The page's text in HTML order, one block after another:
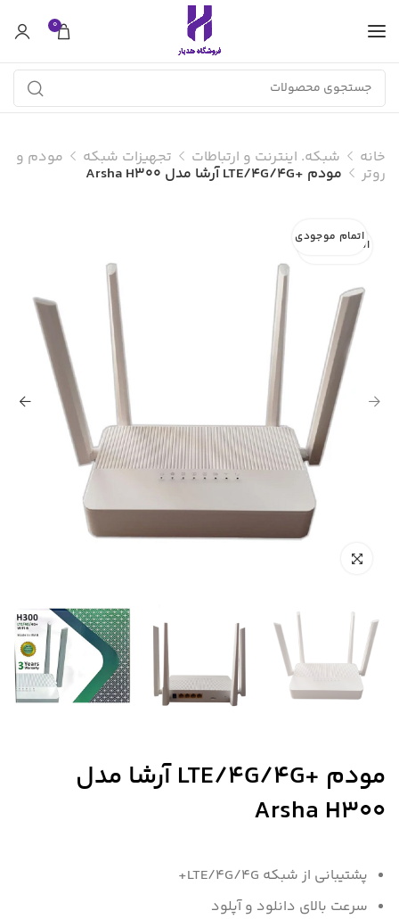
0
خانه شبکه. اینترنت و ارتباطات تجهیزات شبکه مودم و
روتر مودم +LTE/4G/4G آرشا مدل Arsha H300
اتمام موجودی
اتمام موجودی
مودم +LTE/4G/4G آرشا مدل
Arsha H300
پشتیبانی از شبکه LTE/4G/4G+
سرعت بالای دانلود و آپلود